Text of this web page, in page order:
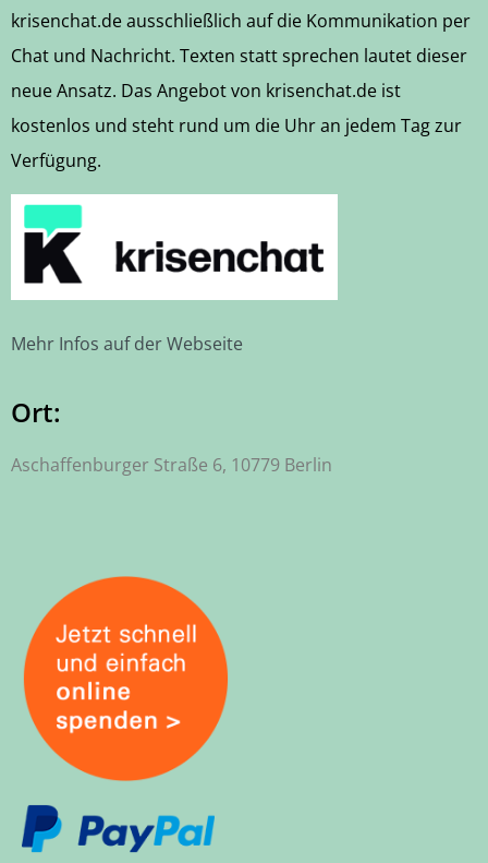
krisenchat.de ausschließlich auf die Kommunikation per
Chat und Nachricht. Texten statt sprechen lautet dieser
neue Ansatz. Das Angebot von krisenchat.de ist
kostenlos und steht rund um die Uhr an jedem Tag zur
Verfügung.
Mehr Infos auf der Webseite
Ort:
Aschaffenburger Straße 6, 10779 Berlin